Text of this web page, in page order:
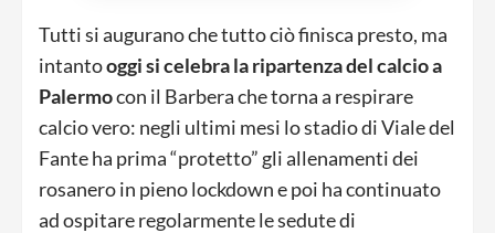
Tutti si augurano che tutto ciò finisca presto, ma
intantooggi si celebra la ripartenza del calcio a
Palermocon il Barbera che torna a respirare
calcio vero: negli ultimi mesi lo stadio di Viale del
Fante ha prima “protetto” gli allenamenti dei
rosanero in pieno lockdown e poi ha continuato
ad ospitare regolarmente le sedute di